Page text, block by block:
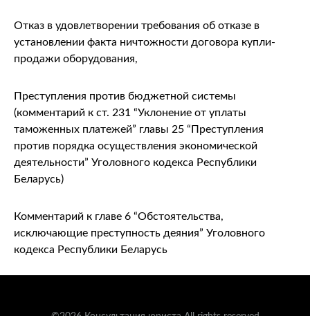
Отказ в удовлетворении требования об отказе в
установлении факта ничтожности договора купли-
продажи оборудования,
Преступления против бюджетной системы
(комментарий к ст. 231 “Уклонение от уплаты
таможенных платежей” главы 25 “Преступления
против порядка осуществления экономической
деятельности” Уголовного кодекса Республики
Беларусь)
Комментарий к главе 6 “Обстоятельства,
исключающие преступность деяния” Уголовного
кодекса Республики Беларусь